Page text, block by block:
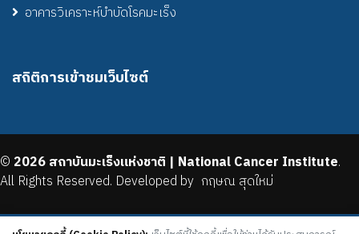
อาคารวิเคราะห์บำบัดโรคมะเร็ง
สถิติการเข้าชมเว็บไซต์
© 2026 สถาบันมะเร็งแห่งชาติ | National Cancer Institute.
All Rights Reserved. Developed by กฤษณ สุดใหม่